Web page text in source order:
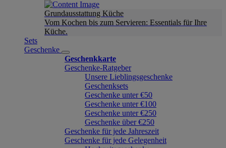
Grundausstattung Küche
Vom Kochen bis zum Servieren: Essentials für Ihre
Küche.
Sets
Geschenke
Geschenkkarte
Geschenke-Ratgeber
Unsere Lieblingsgeschenke
Geschenksets
Geschenke unter €50
Geschenke unter €100
Geschenke unter €250
Geschenke über €250
Geschenke für jede Jahreszeit
Geschenke für jede Gelegenheit